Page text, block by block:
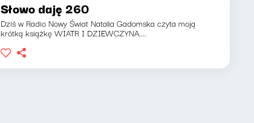
Słowo daję 260
Dziś w Radio Nowy Świat Natalia Gadomska czyta moją
krótką książkę WIATR I DZIEWCZYNA....